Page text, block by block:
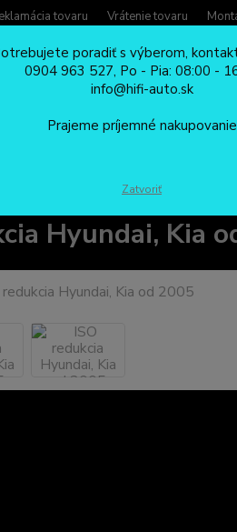
tovaru Vrátenie tovaru
ISO redukcia Hyundai, Kia od 2005
Hyundai, Kia
poradiť s výberom,
0904 963 527, Po - Pia: 08:00 -
info@hifi-auto.sk
Prajeme príjemné nakupovanie
Zatvoriť